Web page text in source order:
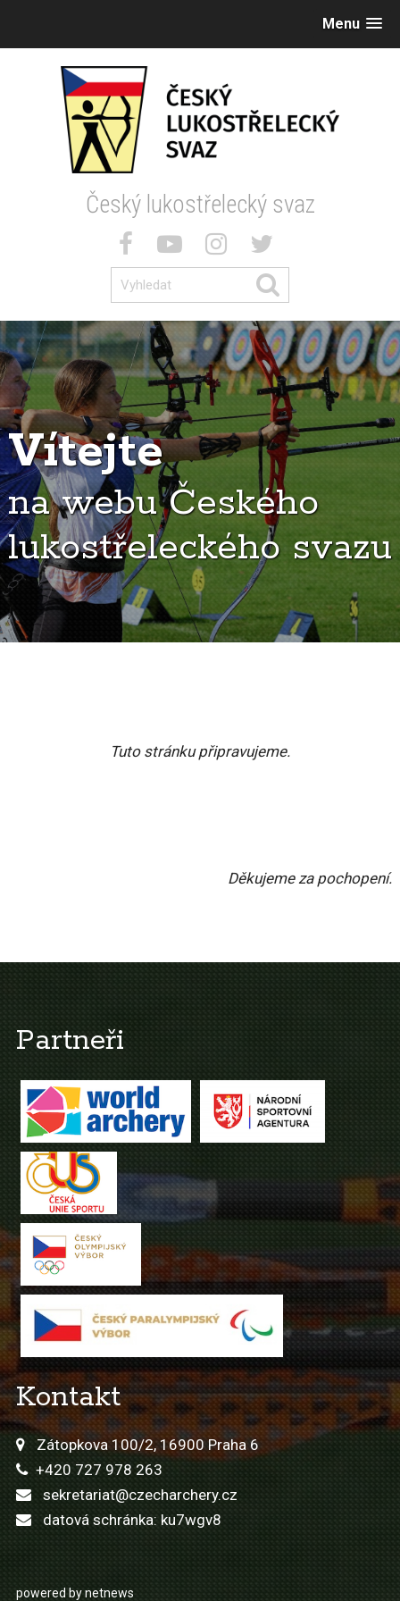
Menu
Český lukostřelecký svaz
Vítejte
na webu Českého
lukostřeleckého svazu
Tuto stránku připravujeme.
Děkujeme za pochopení.
Partneři
Kontakt
Zátopkova 100/2, 16900 Praha 6
+420 727 978 263
sekretariat@czecharchery.cz
datová schránka: ku7wgv8
powered by netnews